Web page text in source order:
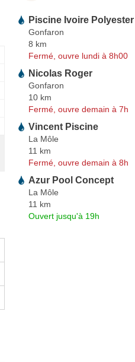
Piscine Ivoire Polyester
Gonfaron
8 km
Fermé, ouvre lundi à 8h00
Nicolas Roger
Gonfaron
10 km
Fermé, ouvre demain à 7h
Vincent Piscine
La Môle
11 km
Fermé, ouvre demain à 8h
Azur Pool Concept
La Môle
11 km
Ouvert jusqu'à 19h